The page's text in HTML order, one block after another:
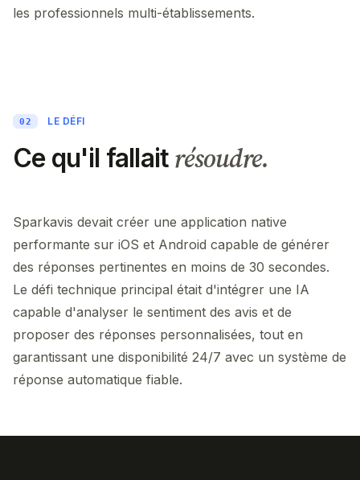
les professionnels multi-établissements.
02 LE DÉFI
Ce qu'il fallait résoudre.
Sparkavis devait créer une application native
performante sur iOS et Android capable de générer
des réponses pertinentes en moins de 30 secondes.
Le défi technique principal était d'intégrer une IA
capable d'analyser le sentiment des avis et de
proposer des réponses personnalisées, tout en
garantissant une disponibilité 24/7 avec un système de
réponse automatique fiable.